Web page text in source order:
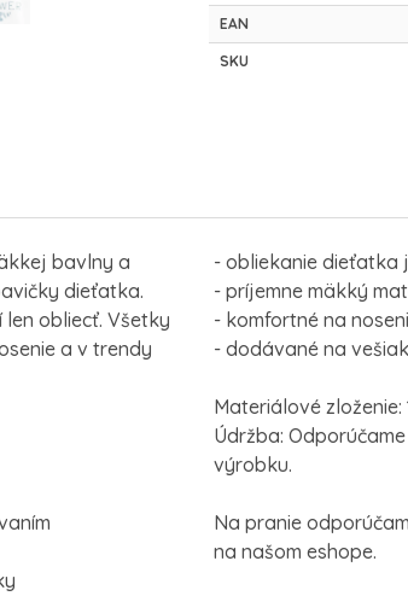
EAN
SKU
bavlny a
dieťatka.
obliecť. Všetky
a v trendy
- obliekanie dieťatka
- príjemne mäkký
- komfortné na
- dodávané na
Materiálové zloženie:
Údržba:
výrobku.
Na pranie
na našom eshope.